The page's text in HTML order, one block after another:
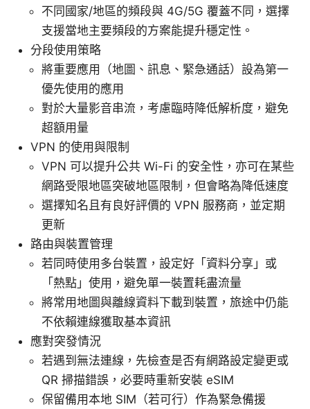
不同國家/地區的頻段與 4G/5G 覆蓋不同，選擇
支援當地主要頻段的方案能提升穩定性。
分段使用策略
將重要應用（地圖、訊息、緊急通話）設為第一
優先使用的應用
對於大量影音串流，考慮臨時降低解析度，避免
超額用量
VPN 的使用與限制
VPN 可以提升公共 Wi-Fi 的安全性，亦可在某些
網路受限地區突破地區限制，但會略為降低速度
選擇知名且有良好評價的 VPN 服務商，並定期
更新
路由與裝置管理
若同時使用多台裝置，設定好「資料分享」或
「熱點」使用，避免單一裝置耗盡流量
將常用地圖與離線資料下載到裝置，旅途中仍能
不依賴連線獲取基本資訊
應對突發情況
若遇到無法連線，先檢查是否有網路設定變更或
QR 掃描錯誤，必要時重新安裝 eSIM
保留備用本地 SIM（若可行）作為緊急備援